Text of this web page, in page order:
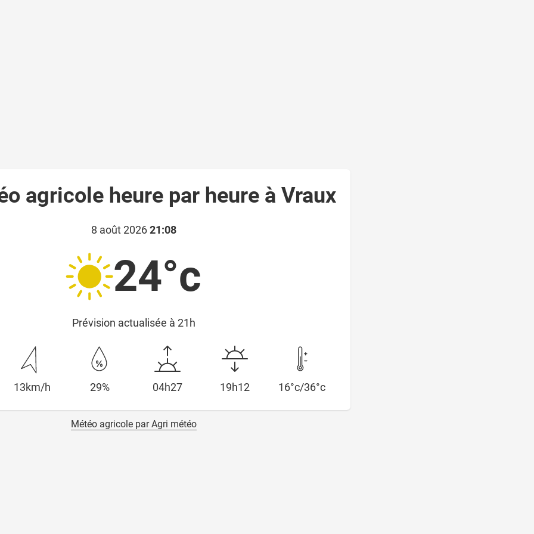
agricole heure par heure à Vraux
8 août 202621:08
24°c
Prévision actualisée à 21h
13km/h 29% 04h27 19h12 16°c/36°c
Météo agricole par Agri météo